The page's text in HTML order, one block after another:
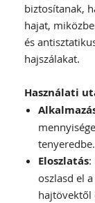
biztosítanak,
hajat,
és
hajszálakat.
Használati
tenyeredbe.
Eloszlatás:
oszlasd el
hajtövektől